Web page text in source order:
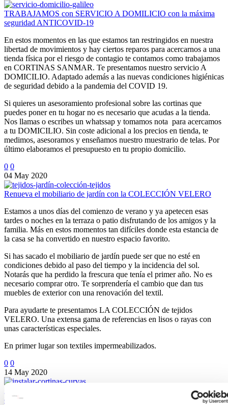
TRABAJAMOS con SERVICIO A DOMILICIO con la máxima
seguridad ANTICOVID-19
En estos momentos en las que estamos tan restringidos en nuestra
libertad de movimientos y hay ciertos reparos para acercarnos a una
tienda física por el riesgo de contagio te contamos como trabajamos
en CORTINAS SANMAR. Te presentamos nuestro servicio A
DOMICILIO. Adaptado además a las nuevas condiciones higiénicas
de seguridad debido a la pandemia del COVID 19.
Si quieres un asesoramiento profesional sobre las cortinas que
puedes poner en tu hogar no es necesario que acudas a la tienda.
Nos llamas o escribes un whatssap y tomamos nota para acercamos
a tu DOMICILIO. Sin coste adicional a los precios en tienda, te
medimos, asesoramos y enseñamos nuestro muestrario de telas. Por
último elaboramos el presupuesto en tu propio domicilio.
0 0
04 May 2020
Renueva el mobiliario de jardín con la COLECCIÓN VELERO
Estamos a unos días del comienzo de verano y ya apetecen esas
tardes o noches en la terraza o patio disfrutando de los amigos y la
familia. Más en estos momentos tan difíciles donde esta estancia de
la casa se ha convertido en nuestro espacio favorito.
Si has sacado el mobiliario de jardín puede ser que no esté en
condiciones debido al paso del tiempo y la incidencia del sol.
Notarás que ha perdido la frescura que tenía el primer año. No es
necesario comprar otro. Te sorprendería el cambio que dan tus
muebles de exterior con una renovación del textil.
Para ayudarte te presentamos LA COLECCIÓN de tejidos
VELERO. Una extensa gama de referencias en lisos o rayas con
unas características especiales.
En primer lugar son textiles impermeabilizados.
0 0
14 May 2020
¿Puedo instalar cortinas si tengo un techo inclinado, un ventanal
curvo o formas especiales?